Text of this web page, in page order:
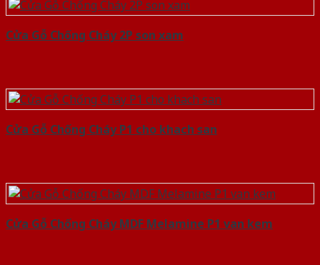
Cửa Gỗ Chống Cháy 2P son xam
Cửa Gỗ Chống Cháy P1 cho khach san
Cửa Gỗ Chống Cháy MDF Melamine P1 van kem